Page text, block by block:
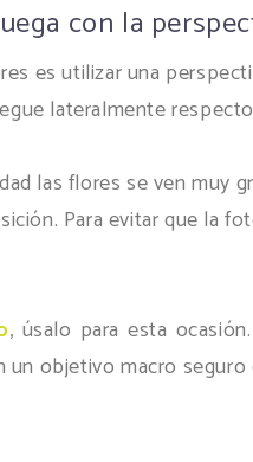
con la
es utilizar una
lateralmente
las flores se ven muy
Para evitar que la
, úsalo para esta
objetivo macro seguro